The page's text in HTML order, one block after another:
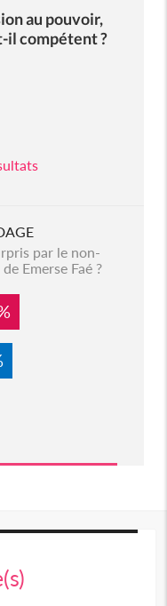
au pouvoir,
il compétent ?
par le non-
Emerse Faé ?